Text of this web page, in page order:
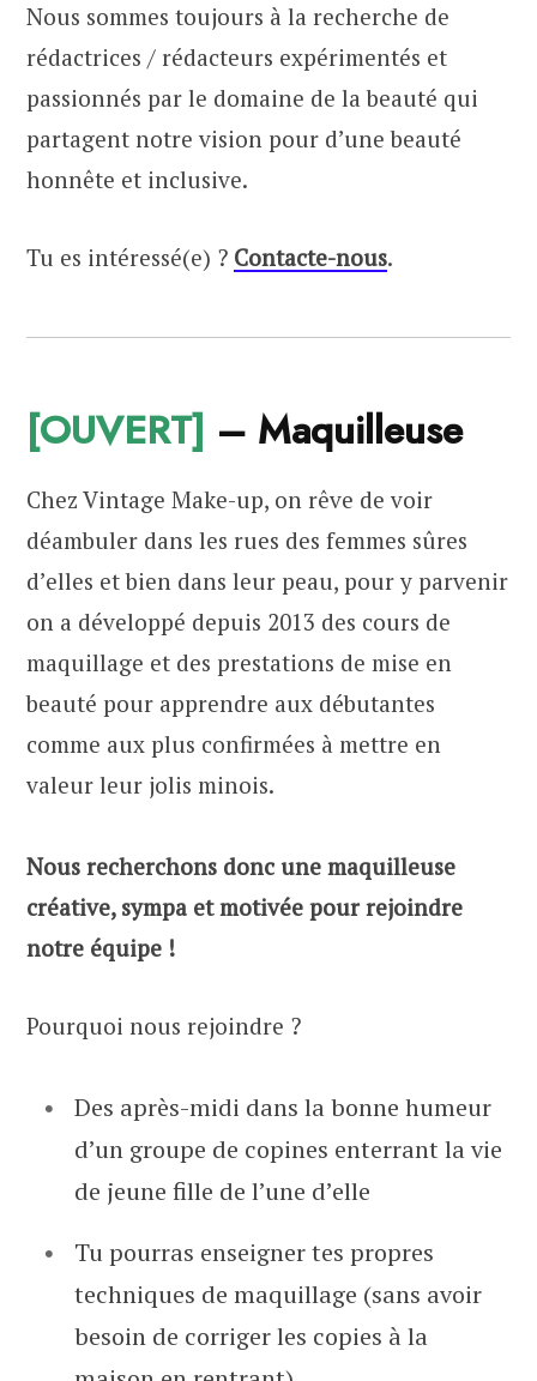
Nous sommes toujours à la recherche de
rédactrices / rédacteurs expérimentés et
passionnés par le domaine de la beauté qui
partagent notre vision pour d’une beauté
honnête et inclusive.
Tu es intéressé(e) ? Contacte-nous.
[OUVERT] – Maquilleuse
Chez Vintage Make-up, on rêve de voir
déambuler dans les rues des femmes sûres
d’elles et bien dans leur peau, pour y parvenir
on a développé depuis 2013 des cours de
maquillage et des prestations de mise en
beauté pour apprendre aux débutantes
comme aux plus confirmées à mettre en
valeur leur jolis minois.
Nous recherchons donc une maquilleuse
créative, sympa et motivée pour rejoindre
notre équipe !
Pourquoi nous rejoindre ?
Des après-midi dans la bonne humeur
d’un groupe de copines enterrant la vie
de jeune fille de l’une d’elle
Tu pourras enseigner tes propres
techniques de maquillage (sans avoir
besoin de corriger les copies à la